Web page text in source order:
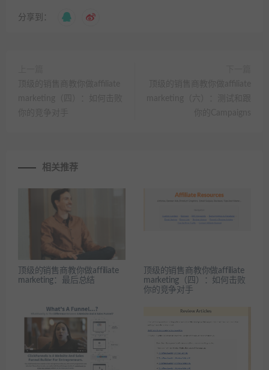
分享到：
相关推荐
顶级的销售商教你做affiliate
marketing：最后总结
顶级的销售商教你做affiliate
marketing（四）：如何击败
你的竞争对手